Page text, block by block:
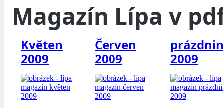
Magazín Lípa v
Květen
2009
Červen
2009
2009